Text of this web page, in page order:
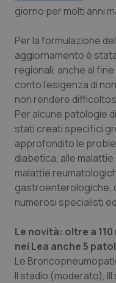
Quotidiano
Quotidiano
Rene &
Salute orale &
Sangue &
Tiroide
Tumore al seno
Tumore ovarico
Tumori del
giorno per molti anni
Per la formulazione
aggiornamento è
regionali, anche al
conto l'esigenza di
non rendere
Per alcune patologie
stati creati specifici
approfondito le
diabetica, alle
malattie
gastroenterologiche,
numerosi specialisti
Le novità: oltre a
nei Lea anche 5
Le
II stadio (moderato),